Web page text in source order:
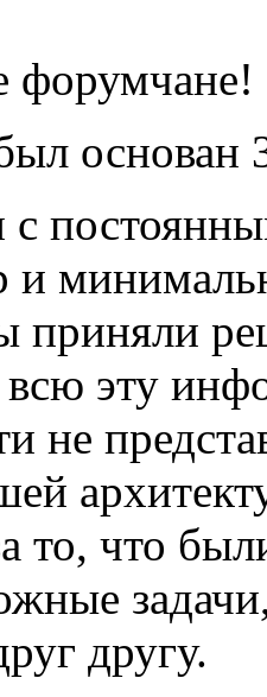
форумчане!
основан
с
и
приняли
всю эту
не
то, что
другу.